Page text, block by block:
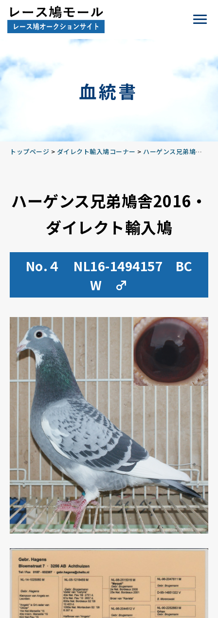
血統書
トップページ > ダイレクト輸入鳩コーナー > ハーゲンス兄弟鳩舎2016
ハーゲンス兄弟鳩舎2016・
ダイレクト輸入鳩
No.４ NL16-1494157 BC
W ♂